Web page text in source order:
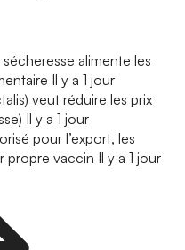
alimente les
Il y a 1 jour
veut réduire les prix
Il y a 1 jour
pour l’export, les
propre vaccin Il y a 1 jour